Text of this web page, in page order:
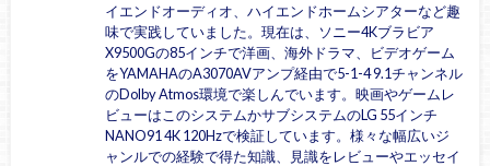
イエンドオーディオ、ハイエンドホームシアターなど趣
味で実践していました。現在は、ソニー4Kブラビア
X9500Gの85インチで洋画、海外ドラマ、ビデオゲーム
をYAMAHAのA3070AVアンプ経由で5-1-4 9.1チャンネル
のDolby Atmos環境で楽しんでいます。映画やゲームレ
ビューはこのシステムかサブシステムのLG 55インチ
NANO91 4K 120Hzで検証しています。様々な幅広いジ
ャンルでの経験で得た知識、見識をレビューやエッセイ